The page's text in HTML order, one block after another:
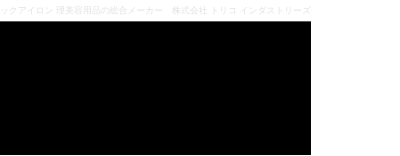
クアイロン 理美容用品の総合メーカー 株式会社 トリコ インダストリーズ